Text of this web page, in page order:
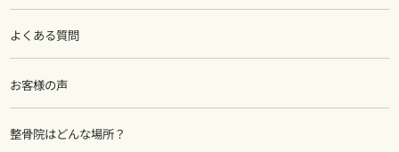
よくある質問
お客様の声
整骨院はどんな場所？